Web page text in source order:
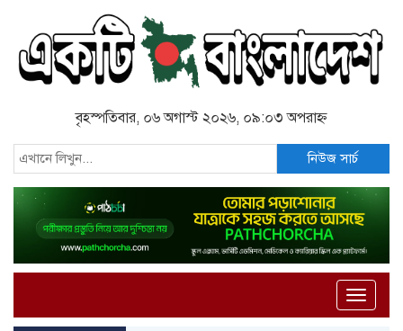
বৃহস্পতিবার, ০৬ অগাস্ট ২০২৬, ০৯:০৩ অপরাহ্ন
নিউজ সার্চ
Toggle